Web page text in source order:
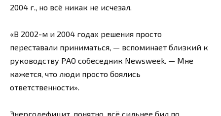
2004 г., но всё никак не исчезал.
«В 2002-м и 2004 годах решения просто
переставали приниматься, — вспоминает близкий к
руководству РАО собеседник Newsweek. — Мне
кажется, что люди просто боялись
ответственности».
Энергодефицит, понятно, всё сильнее бил по